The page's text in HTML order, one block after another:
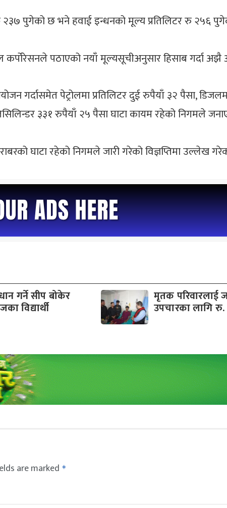
२३७ पुगेको छ भने हवाई इन्धनको मूल्य प्रतिलिटर रु २५६
कर्पोरेसनले पठाएको नयाँ मूल्यसूचीअनुसार हिसाब गर्दा
गर्दासमेत पेट्रोलमा प्रतिलिटर दुई रुपैयाँ ३२ पैसा,
३३१ रुपैयाँ २५ पैसा घाटा कायम रहेको निगमले
घाटा रहेको निगमले जारी गरेको विज्ञप्तिमा उल्लेख
गर्ने सीप बोकेर
विद्यार्थी
मृतक परिवारलाई
उपचारका लागि
are marked *